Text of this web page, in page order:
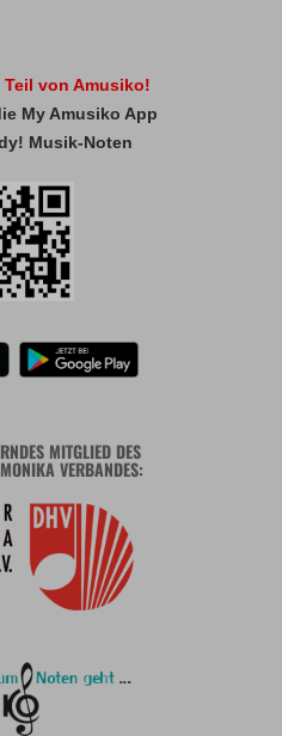
von Amusiko!
My Amusiko App
Musik-Noten
MITGLIED DES
VERBANDES: